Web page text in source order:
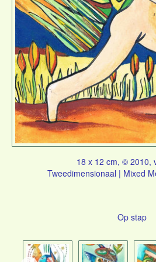
18 x 12 cm, © 2010,
Tweedimensionaal | Mixed
Op stap